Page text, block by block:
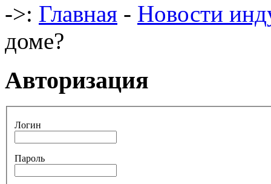
->: Главная - Новости
доме?
Авторизация
Логин
Пароль